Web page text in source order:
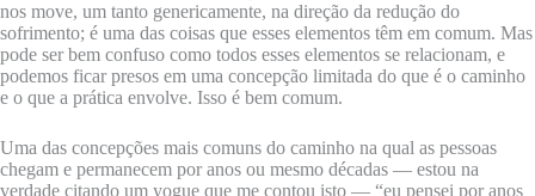
nos move, um tanto genericamente, na direção da redução do
sofrimento; é uma das coisas que esses elementos têm em comum. Mas
pode ser bem confuso como todos esses elementos se relacionam, e
podemos ficar presos em uma concepção limitada do que é o caminho
e o que a prática envolve. Isso é bem comum.
Uma das concepções mais comuns do caminho na qual as pessoas
chegam e permanecem por anos ou mesmo décadas — estou na
verdade citando um yogue que me contou isto — “eu pensei por anos